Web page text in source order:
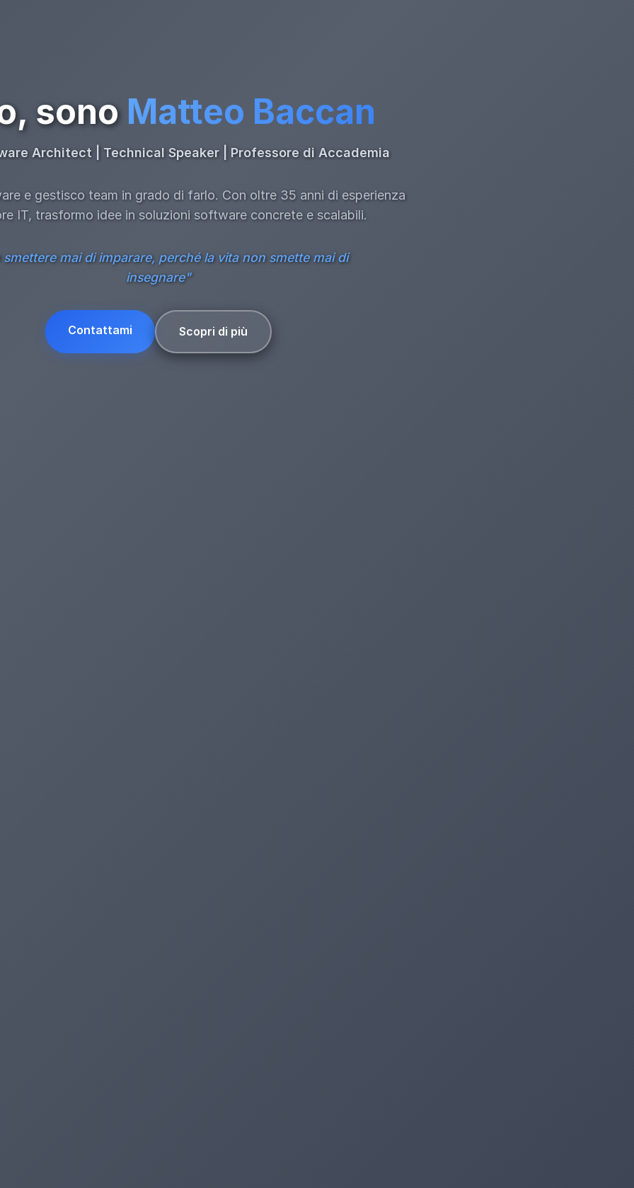
sono Matteo Baccan
Architect | Technical Speaker | Professore di Accademia
e gestisco team in grado di farlo. Con oltre 35 anni di esperienza
IT, trasformo idee in soluzioni software concrete e scalabili.
mai di imparare, perché la vita non smette mai di
insegnare"
Contattami Scopri di più